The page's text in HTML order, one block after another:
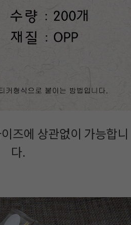
즈에 상관없이 가능합니
다.